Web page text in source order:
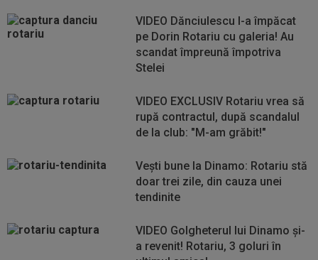
VIDEO Dănciulescu l-a împăcat
pe Dorin Rotariu cu galeria! Au
scandat împreună împotriva
Stelei
VIDEO EXCLUSIV Rotariu vrea să
rupă contractul, după scandalul
de la club: "M-am grăbit!"
Vești bune la Dinamo: Rotariu stă
doar trei zile, din cauza unei
tendinite
VIDEO Golgheterul lui Dinamo și-
a revenit! Rotariu, 3 goluri în